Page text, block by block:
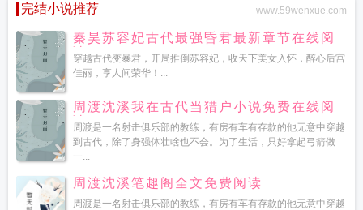
完结小说推荐 www.59wenxue.com
秦昊苏容妃古代最强昏君最新章节在线阅
读
穿越古代变暴君，开局推倒苏容妃，收天下美女入怀，醉心后宫
佳丽，享人间荣华！...
周渡沈溪我在古代当猎户小说免费在线阅
读
周渡是一名射击俱乐部的教练，有房有车有存款的他无意中穿越
到古代，除了身强体壮啥也不会。为了生活，只好拿起弓箭做
一...
周渡沈溪笔趣阁全文免费阅读
周渡是一名射击俱乐部的教练，有房有车有存款的他无意中穿越